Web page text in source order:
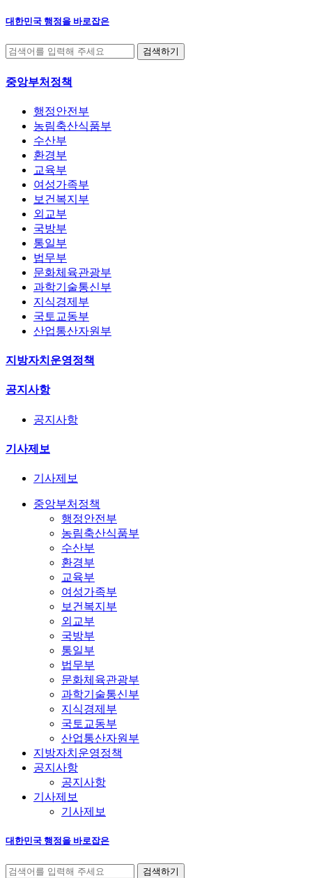
대한민국 행정을 바로잡은
중앙부처정책
행정안전부
농림축산식품부
수산부
환경부
교육부
여성가족부
보건복지부
외교부
국방부
통일부
법무부
문화체육관광부
과학기술통신부
지식경제부
국토교동부
산업통산자원부
지방자치운영정책
공지사항
공지사항
기사제보
기사제보
중앙부처정책
행정안전부
농림축산식품부
수산부
환경부
교육부
여성가족부
보건복지부
외교부
국방부
통일부
법무부
문화체육관광부
과학기술통신부
지식경제부
국토교동부
산업통산자원부
지방자치운영정책
공지사항
공지사항
기사제보
기사제보
대한민국 행정을 바로잡은